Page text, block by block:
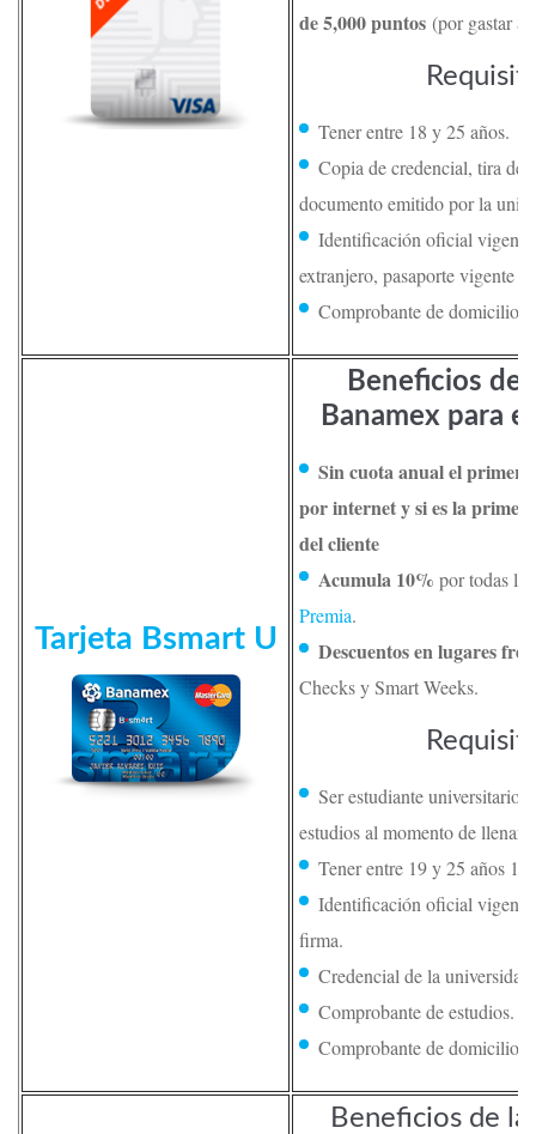
de 5,000 puntos (por gastar
Tener entre 18 y 25 años.
Copia de credencial, tira de
documento emitido por la
Identificación oficial
extranjero, pasaporte vigente
Comprobante de domicilio
Tarjeta Bsmart U
Beneficios de
Banamex para
Sin cuota anual el primer
por internet y si es la
del cliente
Acumula 10% por todas
Premia.
Descuentos en lugares
Checks y Smart Weeks.
Ser estudiante universitario
estudios al momento de llenar
Tener entre 19 y 25 años 11
Identificación oficial
firma.
Credencial de la universidad.
Comprobante de estudios.
Comprobante de domicilio.
Beneficios de la